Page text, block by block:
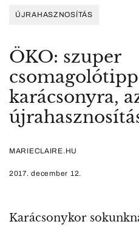
ÚJRAHASZNOSÍTÁS
ÖKO: szuper
karácsonyra,
MARIECLAIRE.HU
2017. december 12.
Karácsonykor